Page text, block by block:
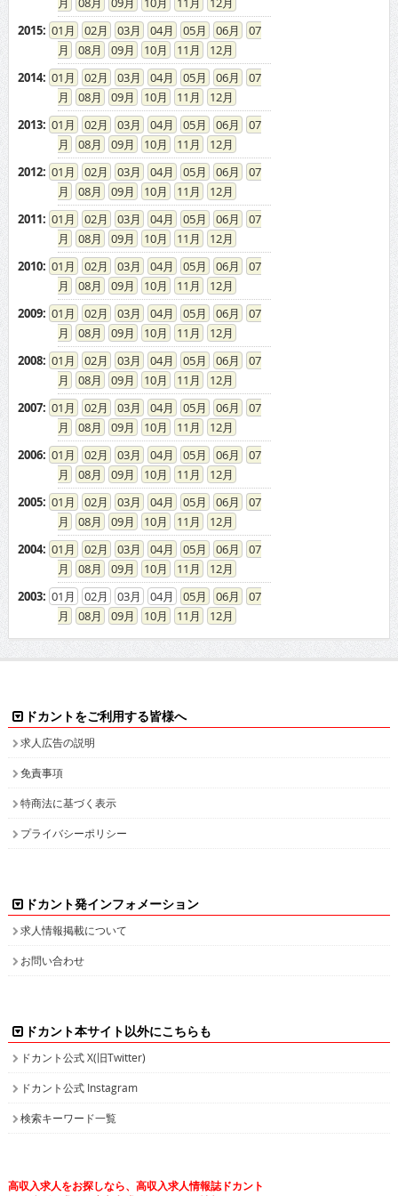
2015: 01 02 03 04 05 06
07
08
09 10 11
12
2014: 01 02 03 04 05 06
07
08
09 10 11
12
2013: 01 02 03 04 05 06
07
08
09 10 11
12
2012: 01 02 03 04 05 06
07
08
09 10 11
12
2011: 01 02 03 04 05 06
07
08
09 10 11
12
2010: 01 02 03 04 05 06
07
08
09 10 11
12
2009: 01 02 03 04 05 06
07
08
09 10 11
12
2008: 01 02 03 04 05 06
07
08
09 10 11
12
2007: 01 02 03 04 05 06
07
08
09 10 11
12
2006: 01 02 03 04 05 06
07
08
09 10 11
12
2005: 01 02 03 04 05 06
07
08
09 10 11
12
2004: 01 02 03 04 05 06
07
08
09 10 11
12
2003: 01 02 03 04 05 06
07
08
09 10 11 12
ドカントをご利用する皆様へ
求人広告の説明
免責事項
特商法に基づく表示
プライバシーポリシー
ドカント発インフォメーション
求人情報掲載について
お問い合わせ
ドカント本サイト以外にこちらも
ドカント公式 X(旧Twitter)
ドカント公式 Instagram
検索キーワード一覧
高収入求人をお探しなら、高収入求人情報誌ドカント